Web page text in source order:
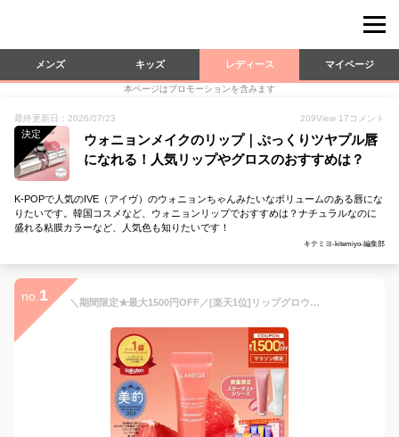
メンズ キッズ レディース マイページ
本ページはプロモーションを含みます
最終更新日：2026/07/23 209View 17 コメント
決定
ウォニョンメイクのリップ｜ぷっくりツヤプル唇
になれる！人気リップやグロスのおすすめは？
K-POPで人気のIVE（アイヴ）のウォニョンちゃんみたいなボリュームのある唇にな
りたいです。韓国コスメなど、ウォニョンリップでおすすめは？ナチュラルなのに
盛れる粘膜カラーなど、人気色も知りたいです！
キテミヨ-kitemiyo-編集部
no. 1 ＼期間限定★最大1500円OFF／[楽天1位]リップグロウィバーム リップ 唇 縦じわ リップクリーム バーム ツヤ 艶出し パック ケア マスク リップパック リップケア リップマスク リップバーム ラネージュ laneige 韓国コスメ 韓コス 韓国 保湿 おすすめ ギフト